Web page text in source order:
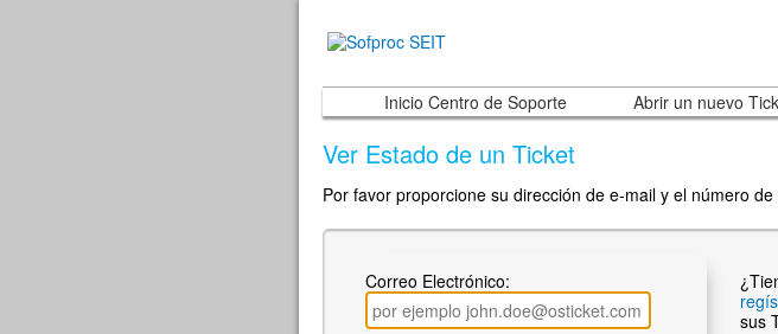
Inicio Centro de Soporte Abrir un nuevo
Ver Estado de un Ticket
Por favor proporcione su dirección de e-mail y el número
Correo Electrónico:
sus